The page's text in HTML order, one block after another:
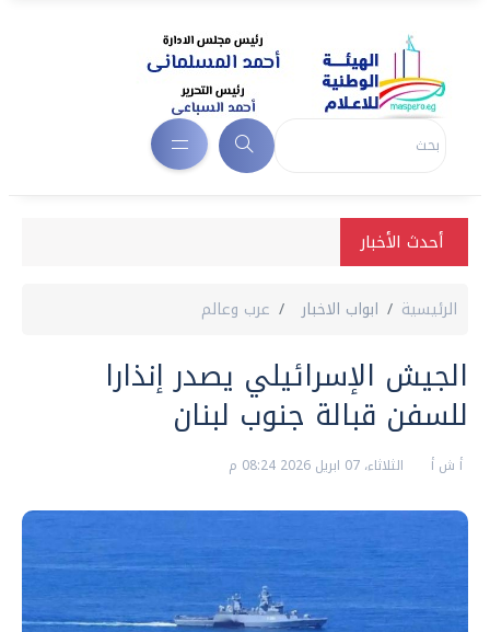
أحدث الأخبار
الرئيسية ابواب الاخبار عرب وعالم
الجيش الإسرائيلي يصدر إنذارا
للسفن قبالة جنوب لبنان
أ ش أ الثلاثاء، 07 ابريل 2026 08:24 م